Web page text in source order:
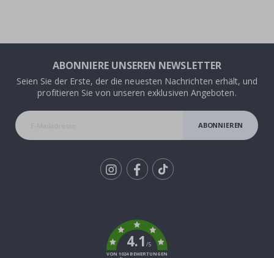
ABONNIERE UNSEREN NEWSLETTER
Seien Sie der Erste, der die neuesten Nachrichten erhält, und
profitieren Sie von unseren exklusiven Angeboten.
ABONNIEREN
4.1/5
VON 1024 BEWERTUNGEN